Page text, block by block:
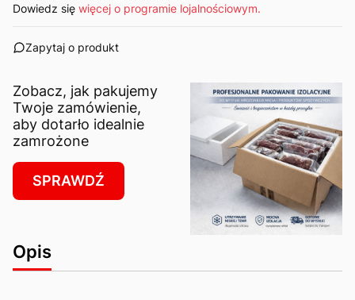
Dowiedz się więcej o programie lojalnościowym.
Zapytaj o produkt
Zobacz, jak pakujemy
Twoje zamówienie,
aby dotarło idealnie
zamrożone
SPRAWDŹ
Opis